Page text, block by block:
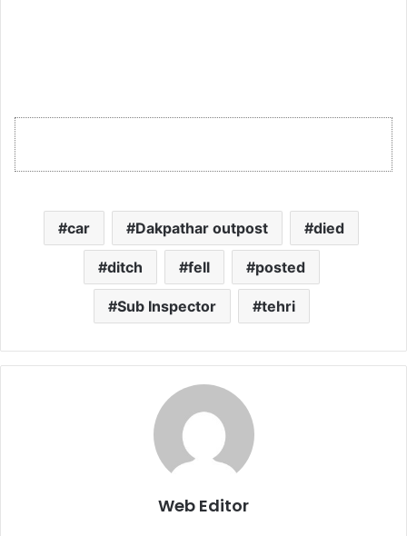
car Dakpathar outpost died
ditch fell posted
Sub Inspector tehri
Web Editor